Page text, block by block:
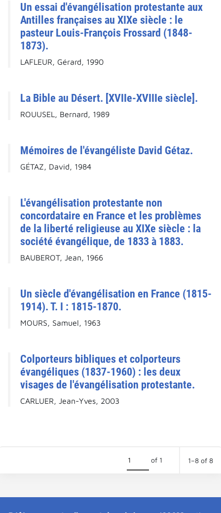
Un essai d'évangélisation protestante aux
Antilles françaises au XIXe siècle : le
pasteur Louis-François Frossard (1848-
1873).
LAFLEUR, Gérard, 1990
La Bible au Désert. [XVIIe-XVIIIe siècle].
ROUUSEL, Bernard, 1989
Mémoires de l'évangéliste David Gétaz.
GÉTAZ, David, 1984
L'évangélisation protestante non
concordataire en France et les problèmes
de la liberté religieuse au XIXe siècle : la
société évangélique, de 1833 à 1883.
BAUBEROT, Jean, 1966
Un siècle d'évangélisation en France (1815-
1914). T. I : 1815-1870.
MOURS, Samuel, 1963
Colporteurs bibliques et colporteurs
évangéliques (1837-1960) : les deux
visages de l'évangélisation protestante.
CARLUER, Jean-Yves, 2003
of 1 1–8 of 8